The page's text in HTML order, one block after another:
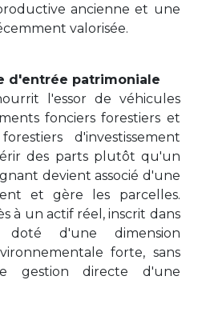
ancienne et une
valorisée.
d'entrée patrimoniale
l'essor de véhicules
fonciers forestiers et
d'investissement
des parts plutôt qu'un
devient associé d'une
et gère les parcelles.
à un actif réel, inscrit dans
d'une dimension
forte, sans
gestion directe d'une